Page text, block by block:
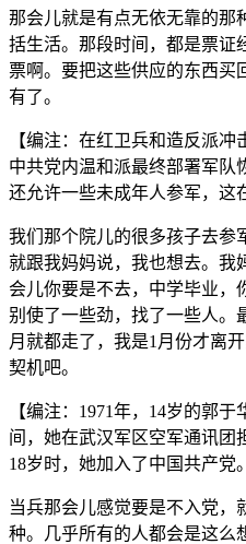
那会儿就是有点无依无靠的那
括生活。那段时间，都是票证
票啊。要把这些供应的东西买
有了。
【编注：在红卫兵和造反派冲
中共党内温和派最终部署军队
还允许一些未成年人参军，这
我们那个院儿的很多孩子去参
就跟我妈妈说，我也想去。我
会儿你要是不去，中学毕业，
别使了一些劲，找了一些人。
月就都走了，我是1月份才离
契机吧。
【编注：1971年，14岁的郭
间，她在武汉军区空军通讯团
18岁时，她加入了中国共产党
当兵那会儿感觉要是不入党，
种。几乎所有的人都会是这么